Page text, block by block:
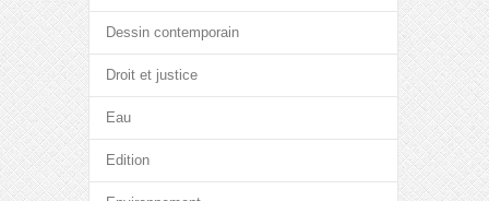
Dessin contemporain
Droit et justice
Eau
Edition